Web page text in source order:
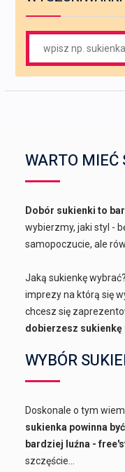
for:
WARTO MIEĆ
Dobór sukienki to
wybierzmy, jaki styl -
samopoczucie, ale
Jaką sukienkę
imprezy na którą się
chcesz się
dobierzesz sukienkę
WYBÓR
Doskonale o tym
sukienka powinna być
bardziej luźna -
szczęście...